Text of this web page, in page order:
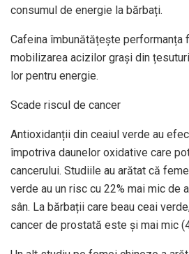
consumul de energie la bărbați.
Cafeina îmbunătățește performanța
mobilizarea acizilor grași din
lor pentru energie.
Scade riscul de cancer
Antioxidanții din ceaiul verde au
împotriva daunelor oxidative care
cancerului. Studiile au arătat că
verde au un risc cu 22% mai mic de
sân. La bărbații care beau ceai
cancer de prostată este și mai mic